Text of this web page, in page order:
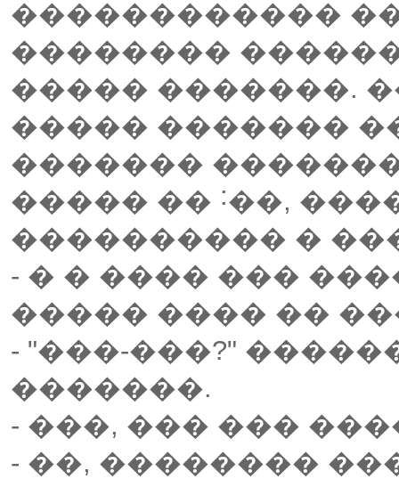
������������
��������
����� �������.
����� �������
�������
����� �� ˸��,
���������� �
- � � ���� ���
����� ���� ��
- "���-���?"
�������.
- ���, ��� ���
- ��, ��������